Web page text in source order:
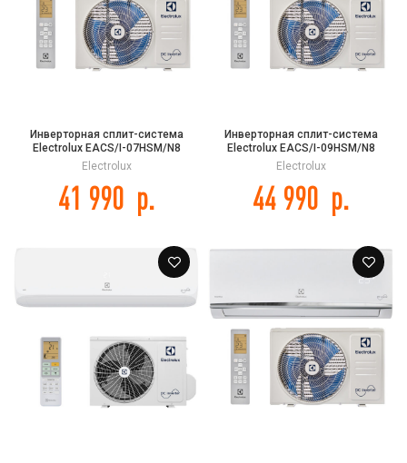
Инверторная сплит-система
Electrolux EACS/I-07HSM/N8
Smartline DC Inverter
Electrolux
41 990 р.
Инверторная сплит-система
Electrolux EACS/I-09HSM/N8
Smartline DC Inverter
Electrolux
44 990 р.